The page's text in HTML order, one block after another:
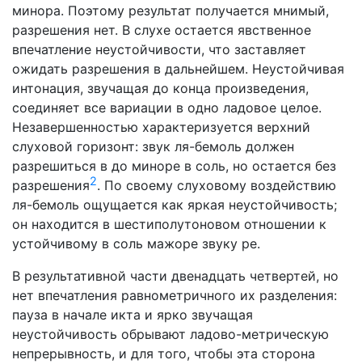
минора. Поэтому результат получается мнимый,
разрешения нет. В слухе остается явственное
впечатление неустойчивости, что заставляет
ожидать разрешения в дальнейшем. Неустойчивая
интонация, звучащая до конца произведения,
соединяет все вариации в одно ладовое целое.
Незавершенностью характеризуется верхний
слуховой горизонт: звук ля-бемоль должен
разрешиться в до миноре в соль, но остается без
разрешения2. По своему слуховому воздействию
ля-бемоль ощущается как яркая неустойчивость;
он находится в шестиполутоновом отношении к
устойчивому в соль мажоре звуку ре.
В результативной части двенадцать четвертей, но
нет впечатления равнометричного их разделения:
пауза в начале икта и ярко звучащая
неустойчивость обрывают ладово-метрическую
непрерывность, и для того, чтобы эта сторона